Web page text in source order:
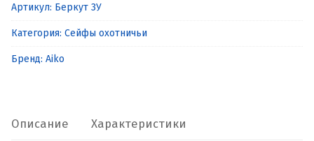
сейф
Aiko
Беркут
Артикул: Беркут 3У
Категория: Сейфы охотничьи
Бренд: Aiko
Описание Характеристики